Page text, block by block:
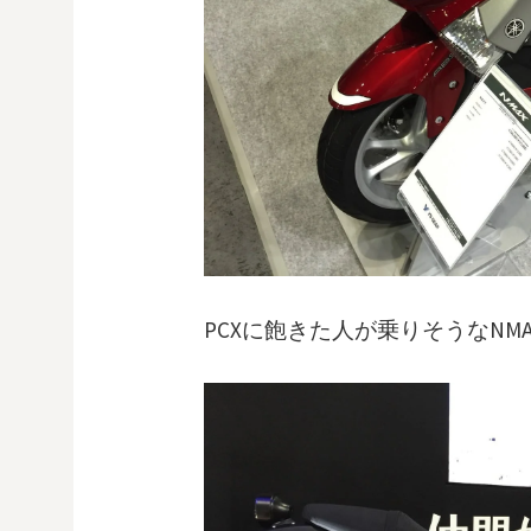
PCXに飽きた人が乗りそうな